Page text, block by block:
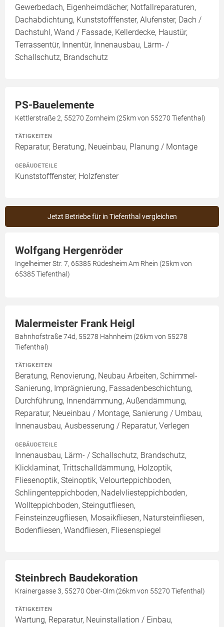
Gewerbedach, Eigenheimdächer, Notfallreparaturen,
Dachabdichtung, Kunststofffenster, Alufenster, Dach /
Dachstuhl, Wand / Fassade, Kellerdecke, Haustür,
Terrassentür, Innentür, Innenausbau, Lärm- /
Schallschutz, Brandschutz
PS-Bauelemente
Kettlerstraße 2, 55270 Zornheim (25km von 55270 Tiefenthal)
TÄTIGKEITEN
Reparatur, Beratung, Neueinbau, Planung / Montage
GEBÄUDETEILE
Kunststofffenster, Holzfenster
Jetzt Betriebe für in Tiefenthal vergleichen
Wolfgang Hergenröder
Ingelheimer Str. 7, 65385 Rüdesheim Am Rhein (25km von
65385 Tiefenthal)
Malermeister Frank Heigl
Bahnhofstraße 74d, 55278 Hahnheim (26km von 55278
Tiefenthal)
TÄTIGKEITEN
Beratung, Renovierung, Neubau Arbeiten, Schimmel-
Sanierung, Imprägnierung, Fassadenbeschichtung,
Durchführung, Innendämmung, Außendämmung,
Reparatur, Neueinbau / Montage, Sanierung / Umbau,
Innenausbau, Ausbesserung / Reparatur, Verlegen
GEBÄUDETEILE
Innenausbau, Lärm- / Schallschutz, Brandschutz,
Klicklaminat, Trittschalldämmung, Holzoptik,
Fliesenoptik, Steinoptik, Velourteppichboden,
Schlingenteppichboden, Nadelvliesteppichboden,
Wollteppichboden, Steingutfliesen,
Feinsteinzeugfliesen, Mosaikfliesen, Natursteinfliesen,
Bodenfliesen, Wandfliesen, Fliesenspiegel
Steinbrech Baudekoration
Krainergasse 3, 55270 Ober-Olm (26km von 55270 Tiefenthal)
TÄTIGKEITEN
Wartung, Reparatur, Neuinstallation / Einbau,